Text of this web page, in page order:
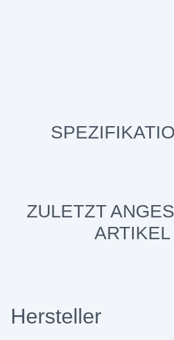
ZULETZT
ARTIKEL
Hersteller